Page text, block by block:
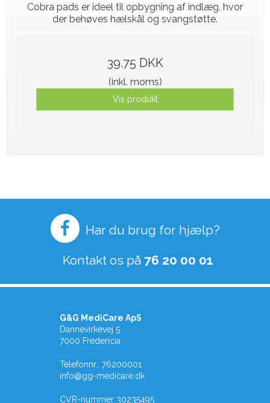
Cobra pads er ideel til opbygning af indlæg, hvor
der behøves hælskål og svangstøtte.
39,75 DKK
(inkl. moms)
Vis produkt
Har du brug for hjælp?
Kontakt os på 76 20 00 01
G&G MediCare ApS
Dannevirkevej 5
7000 Fredericia
Telefonnr.: 76200001
info@gg-medicare.dk
CVR-nummer 30235495